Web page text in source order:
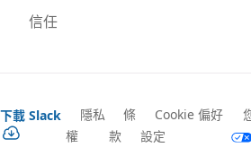
信任
下載 Slack
隱私
權
條
款
Cookie 偏好
設定